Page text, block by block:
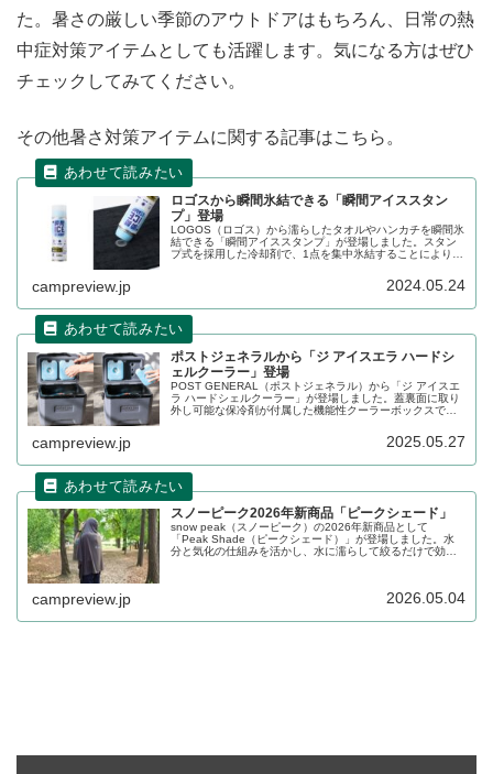
た。暑さの厳しい季節のアウトドアはもちろん、日常の熱
中症対策アイテムとしても活躍します。気になる方はぜひ
チェックしてみてください。
その他暑さ対策アイテムに関する記事はこちら。
ロゴスから瞬間氷結できる「瞬間アイススタン
プ」登場
LOGOS（ロゴス）から濡らしたタオルやハンカチを瞬間氷
結できる「瞬間アイススタンプ」が登場しました。スタン
プ式を採用した冷却剤で、1点を集中氷結することにより、
campreview.jp 2024.05.24
ポストジェネラルから「ジ アイスエラ ハードシ
ェルクーラー」登場
POST GENERAL（ポストジェネラル）から「ジ アイスエ
ラ ハードシェルクーラー」が登場しました。蓋裏面に取り
外し可能な保冷剤が付属した機能性クーラーボックスで、
す。サイズは容量5Lと12Lの2サイズ展開です。詳細をレビ
campreview.jp 2025.05.27
スノーピーク2026年新商品「ピークシェード」
snow peak（スノーピーク）の2026年新商品として
「Peak Shade（ピークシェード）」が登場しました。水
分と気化の仕組みを活かし、水に濡らして絞るだけで効率
campreview.jp 2026.05.04